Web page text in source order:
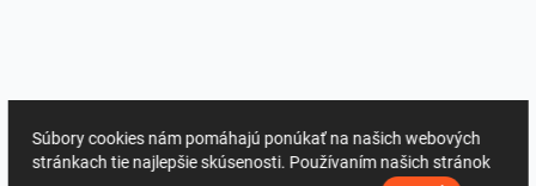
Súbory cookies nám pomáhajú ponúkať na našich webových
stránkach tie najlepšie skúsenosti. Používaním našich stránok